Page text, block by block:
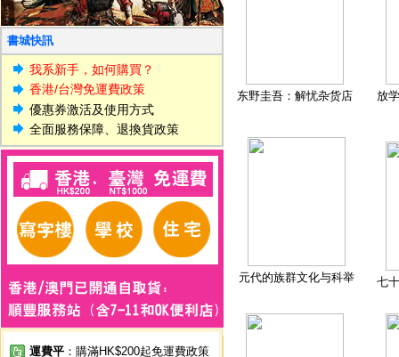
書城快訊
我系新手，如何購買？
香港/台灣免運費政策
優惠券激活及使用方式
全面服務保障、退換貨政策
運費平 ：購滿HK$200起免運費政策
东野圭吾：解忧杂货店 放
元代的族群文化与科举 七